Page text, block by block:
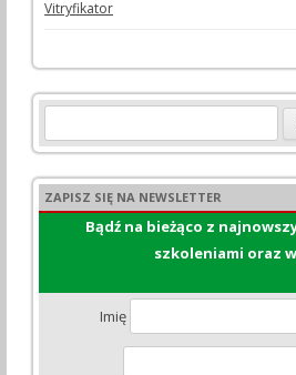
Vitryfikator
ZAPISZ SIĘ NA NEWSLETTER
Bądź na bieżąco z
szkoleniami oraz
Imię